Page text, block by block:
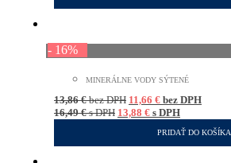
- 16%
MINERÁLNE VODY SÝTENÉ
13,86€bez DPH 11,66 € bez DPH
16,49€s DPH 13,88 € s DPH
PRIDAŤ DO KOŠÍKA